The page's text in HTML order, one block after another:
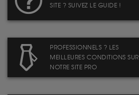
SITE ? SUIVEZ LE GUIDE !
PROFESSIONNELS ? LES
MEILLEURES CONDITIONS SUR
NOTRE SITE PRO